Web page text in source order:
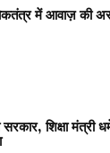
में आवाज़ की
शिक्षा मंत्री